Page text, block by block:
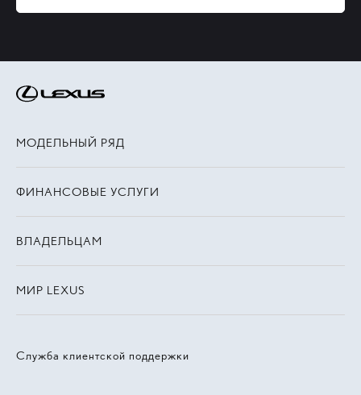
Служба клиентской поддержки
МОДЕЛЬНЫЙ РЯД
ФИНАНСОВЫЕ УСЛУГИ
ВЛАДЕЛЬЦАМ
МИР LEXUS